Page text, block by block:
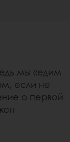
мы «едим
если не
о первой